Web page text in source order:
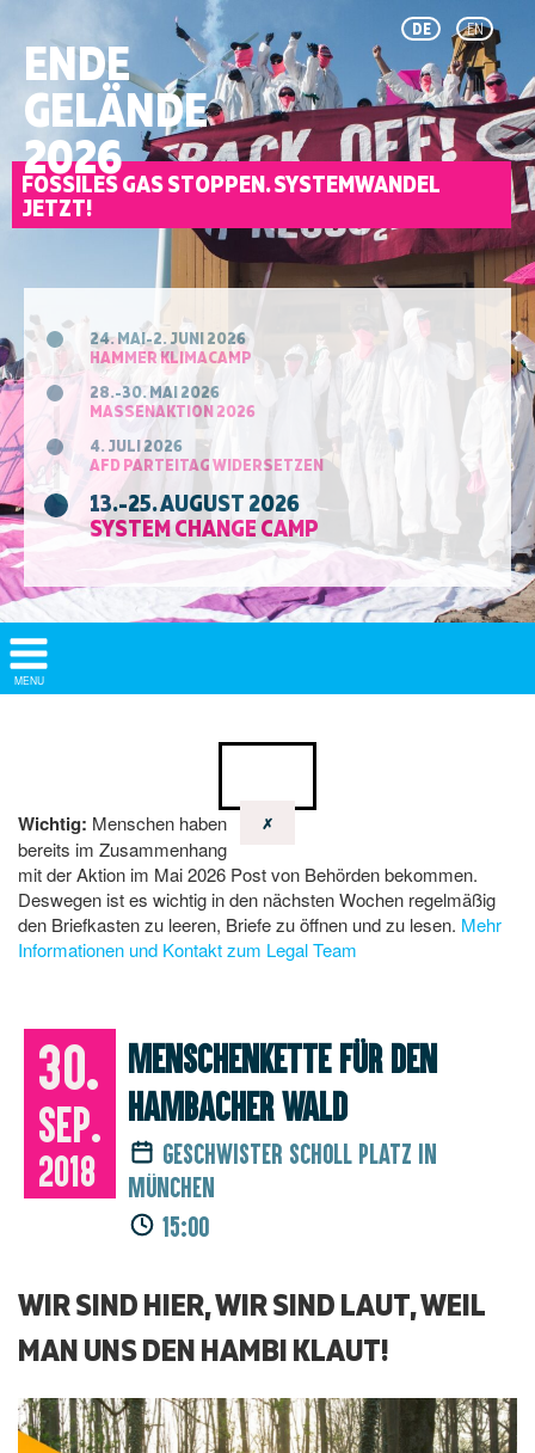
DE EN
ENDE
GELÄNDE
2026
FOSSILES GAS STOPPEN. SYSTEMWANDEL
JETZT!
24. MAI-2. JUNI 2026
HAMMER KLIMACAMP
28.-30. MAI 2026
MASSENAKTION 2026
4. JULI 2026
AFD PARTEITAG WIDERSETZEN
13.-25. AUGUST 2026
SYSTEM CHANGE CAMP
Show/
Hide
MENU
30.
Sep.
2018
Menschenkette für den
Hambacher Wald
Geschwister Scholl Platz in
München
15:00
WIR SIND HIER, WIR SIND LAUT, WEIL
MAN UNS DEN HAMBI KLAUT!
✗
Wichtig: Menschen haben
bereits im Zusammenhang
mit der Aktion im Mai 2026 Post von Behörden bekommen.
Deswegen ist es wichtig in den nächsten Wochen regelmäßig
den Briefkasten zu leeren, Briefe zu öffnen und zu lesen. Mehr
Informationen und Kontakt zum Legal Team